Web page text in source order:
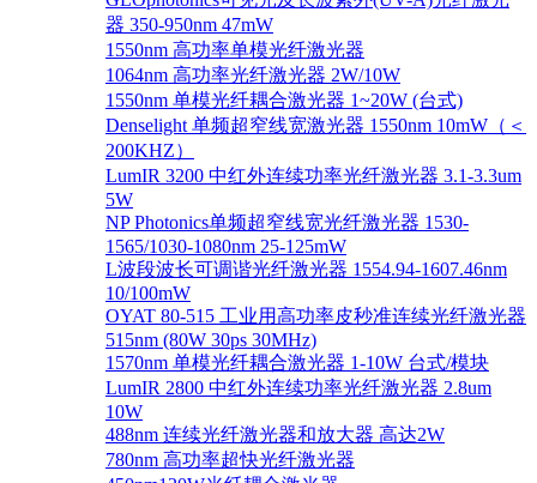
器 350-950nm 47mW
1550nm 高功率单模光纤激光器
1064nm 高功率光纤激光器 2W/10W
1550nm 单模光纤耦合激光器 1~20W (台式)
Denselight 单频超窄线宽激光器 1550nm 10mW（＜
200KHZ）
LumIR 3200 中红外连续功率光纤激光器 3.1-3.3um
5W
NP Photonics单频超窄线宽光纤激光器 1530-
1565/1030-1080nm 25-125mW
L波段波长可调谐光纤激光器 1554.94-1607.46nm
10/100mW
OYAT 80-515 工业用高功率皮秒准连续光纤激光器
515nm (80W 30ps 30MHz)
1570nm 单模光纤耦合激光器 1-10W 台式/模块
LumIR 2800 中红外连续功率光纤激光器 2.8um
10W
488nm 连续光纤激光器和放大器 高达2W
780nm 高功率超快光纤激光器